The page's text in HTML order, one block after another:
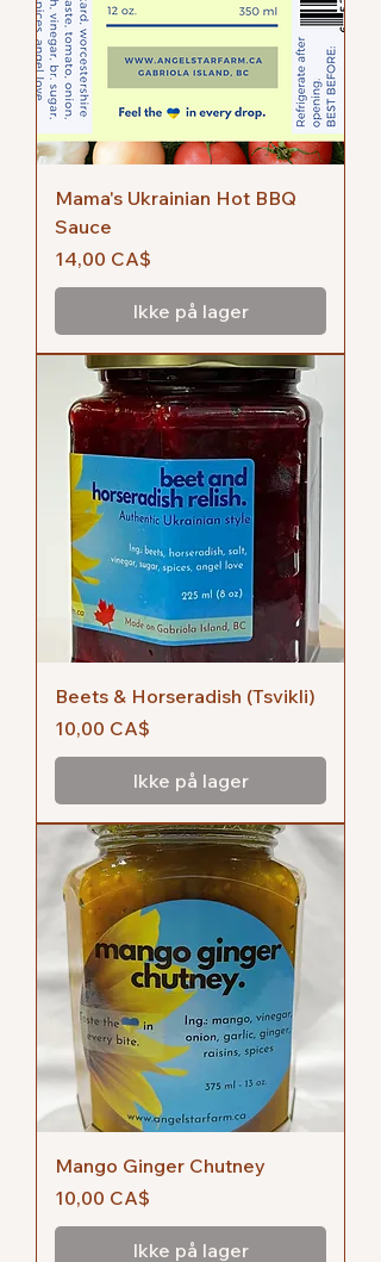
Mama's Ukrainian Hot BBQ
Sauce
Pris
14,00 CA$
Ikke på lager
Beets & Horseradish (Tsvikli)
Pris
10,00 CA$
Ikke på lager
Mango Ginger Chutney
Pris
10,00 CA$
Ikke på lager